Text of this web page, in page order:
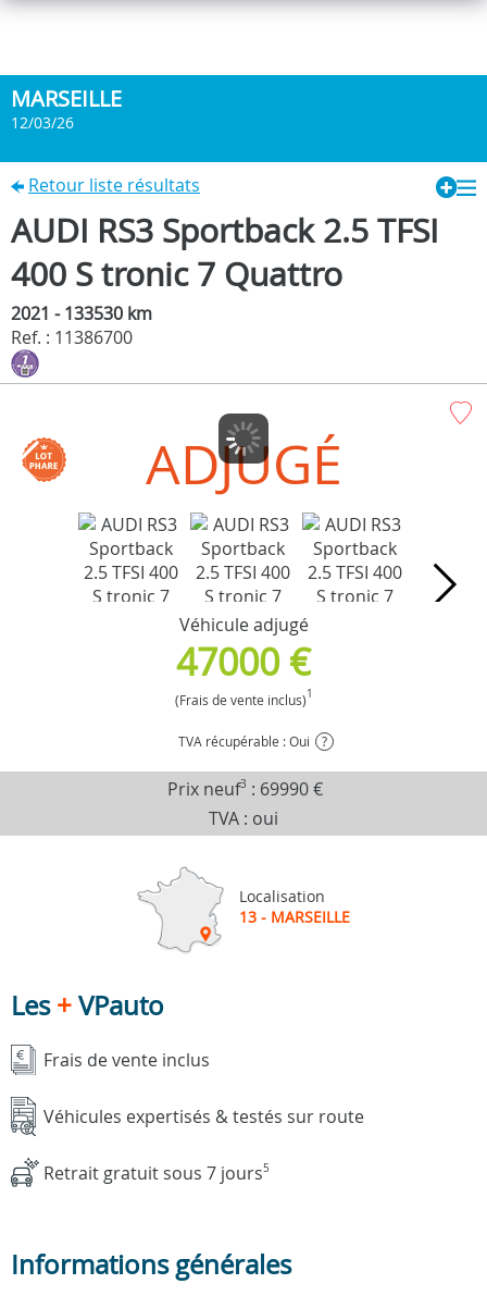
MARSEILLE
12/03/26
Retour liste résultats
AUDI RS3 Sportback 2.5 TFSI
400 S tronic 7 Quattro
2021 - 133530 km
Ref. : 11386700
ADJUGÉ
Véhicule adjugé
47000 €
(Frais de vente inclus)1
TVA récupérable : Oui ?
Prix neuf3 : 69990 €
TVA : oui
Localisation
13 - MARSEILLE
Les+VPauto
Frais de vente inclus
Véhicules expertisés & testés sur route
Retrait gratuit sous 7 jours5
Informations générales